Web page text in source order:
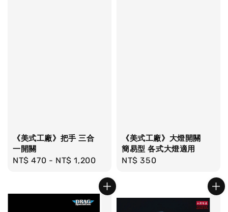
《美式工廠》把手 三合
一開關
Regular
NT$ 470 - NT$ 1,200
《美式工廠》大燈開關
簡易型 各式大燈適用
Regular
NT$ 350